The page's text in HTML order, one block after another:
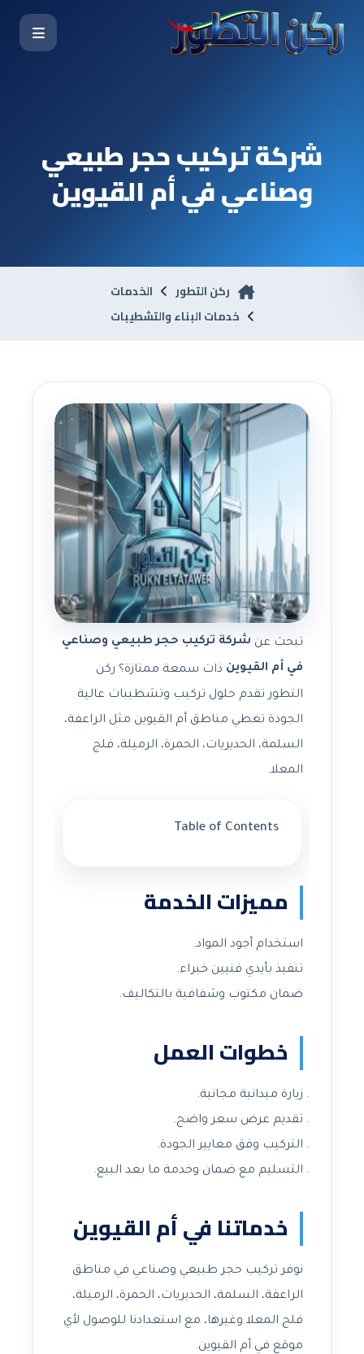
شركة تركيب حجر طبيعي
وصناعي في أم القيوين
ركن التطور
الخدمات
خدمات البناء والتشطيبات
تبحث عن شركة تركيب حجر طبيعي وصناعي
في أم القيوين ذات سمعة ممتازة؟ ركن
التطور تقدم حلول تركيب وتشطيبات عالية
الجودة تغطي مناطق أم القيوين مثل الراعفة،
السلمة، الحديريات، الحمرة، الرميلة، فلج
المعلا.
Table of Contents
مميزات الخدمة
استخدام أجود المواد.
تنفيذ بأيدي فنيين خبراء.
ضمان مكتوب وشفافية بالتكاليف.
خطوات العمل
زيارة ميدانية مجانية.
تقديم عرض سعر واضح.
التركيب وفق معايير الجودة.
التسليم مع ضمان وخدمة ما بعد البيع.
خدماتنا في أم القيوين
نوفر تركيب حجر طبيعي وصناعي في مناطق
الراعفة، السلمة، الحديريات، الحمرة، الرميلة،
فلج المعلا وغيرها، مع استعدادنا للوصول لأي
موقع في أم القيوين.